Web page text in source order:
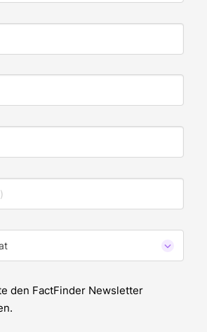
den FactFinder Newsletter